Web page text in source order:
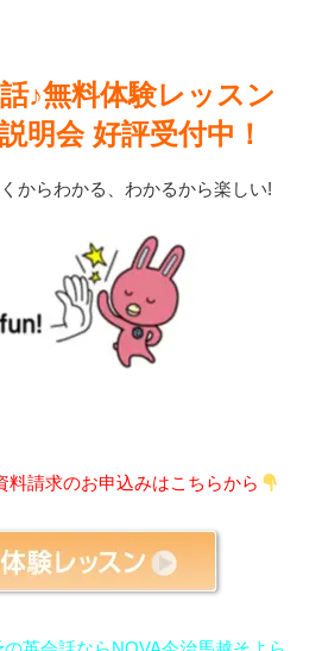
♪無料体験レッスン
明会 好評受付中！
からわかる、わかるから楽しい!
料請求のお申込みはこちらから